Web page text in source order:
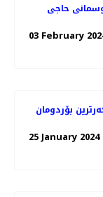
حاجی
03 February
بۆردومان
25 January 2024